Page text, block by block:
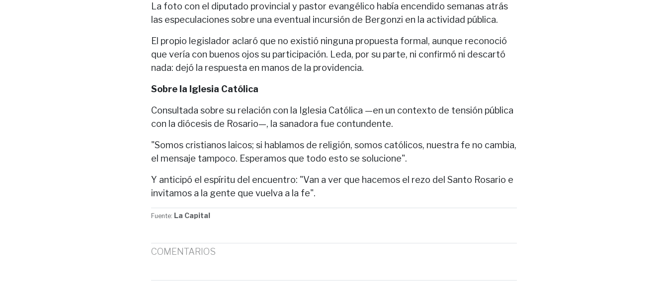
La foto con el diputado provincial y pastor evangélico había encendido semanas atrás
las especulaciones sobre una eventual incursión de Bergonzi en la actividad pública.
El propio legislador aclaró que no existió ninguna propuesta formal, aunque reconoció
que vería con buenos ojos su participación. Leda, por su parte, ni confirmó ni descartó
nada: dejó la respuesta en manos de la providencia.
Sobre la Iglesia Católica
Consultada sobre su relación con la Iglesia Católica —en un contexto de tensión pública
con la diócesis de Rosario—, la sanadora fue contundente.
"Somos cristianos laicos; si hablamos de religión, somos católicos, nuestra fe no cambia,
el mensaje tampoco. Esperamos que todo esto se solucione".
Y anticipó el espíritu del encuentro: "Van a ver que hacemos el rezo del Santo Rosario e
invitamos a la gente que vuelva a la fe".
Fuente: La Capital
COMENTARIOS